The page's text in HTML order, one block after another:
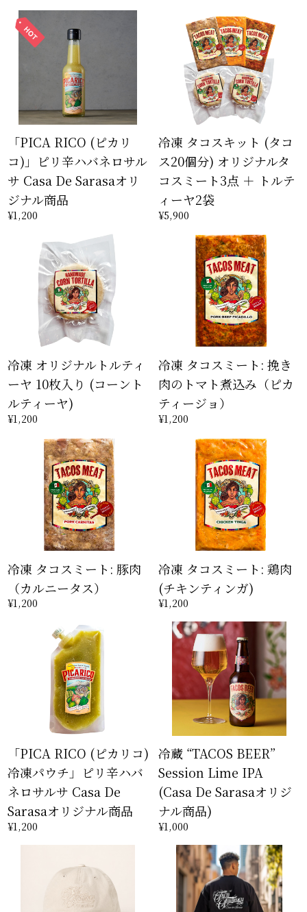
「PICA RICO (ピカリ
コ)」ピリ辛ハバネロサル
サ Casa De Sarasaオリ
ジナル商品
¥1,200
冷凍 タコスキット (タコ
ス20個分) オリジナルタ
コスミート3点 ＋ トルテ
ィーヤ2袋
¥5,900
冷凍 オリジナルトルティ
ーヤ 10枚入り (コーント
ルティーヤ)
¥1,200
冷凍 タコスミート: 挽き
肉のトマト煮込み（ピカ
ティージョ）
¥1,200
冷凍 タコスミート: 豚肉
（カルニータス）
¥1,200
冷凍 タコスミート: 鶏肉
(チキンティンガ)
¥1,200
「PICA RICO (ピカリコ)
冷凍パウチ」ピリ辛ハバ
ネロサルサ Casa De
Sarasaオリジナル商品
¥1,200
冷蔵 “TACOS BEER”
Session Lime IPA
(Casa De Sarasaオリジ
ナル商品)
¥1,000